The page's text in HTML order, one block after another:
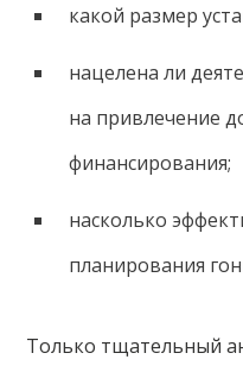
какой размер
нацелена ли
на привлечение
финансирования;
насколько
планирования
Только тщательный